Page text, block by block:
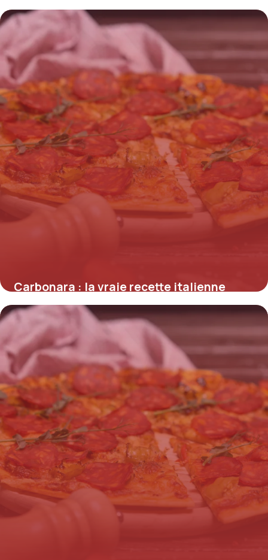
Carbonara : la vraie recette italienne
16 juillet 2026